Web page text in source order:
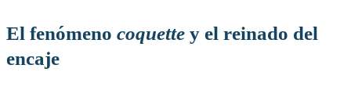
El fenómeno coquette y el reinado del
encaje